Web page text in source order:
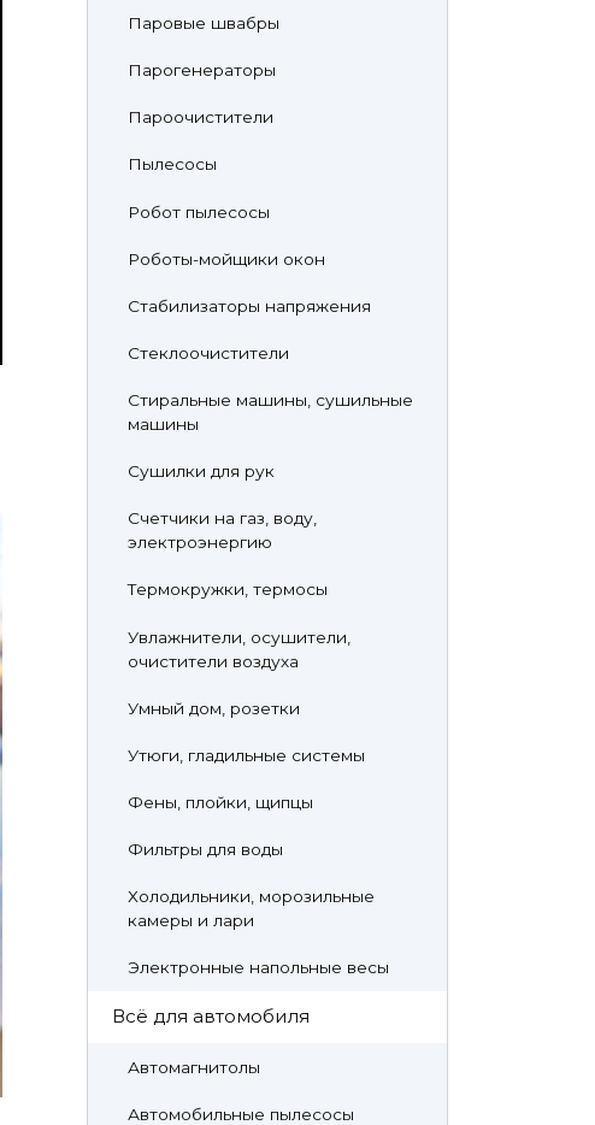
Паровые швабры
Парогенераторы
Пароочистители
Пылесосы
Робот пылесосы
Роботы-мойщики окон
Стабилизаторы напряжения
Стеклоочистители
Стиральные машины, сушильные
машины
Сушилки для рук
Счетчики на газ, воду,
электроэнергию
Термокружки, термосы
Увлажнители, осушители,
очистители воздуха
Умный дом, розетки
Утюги, гладильные системы
Фены, плойки, щипцы
Фильтры для воды
Холодильники, морозильные
камеры и лари
Электронные напольные весы
Всё для автомобиля
Автомагнитолы
Автомобильные пылесосы